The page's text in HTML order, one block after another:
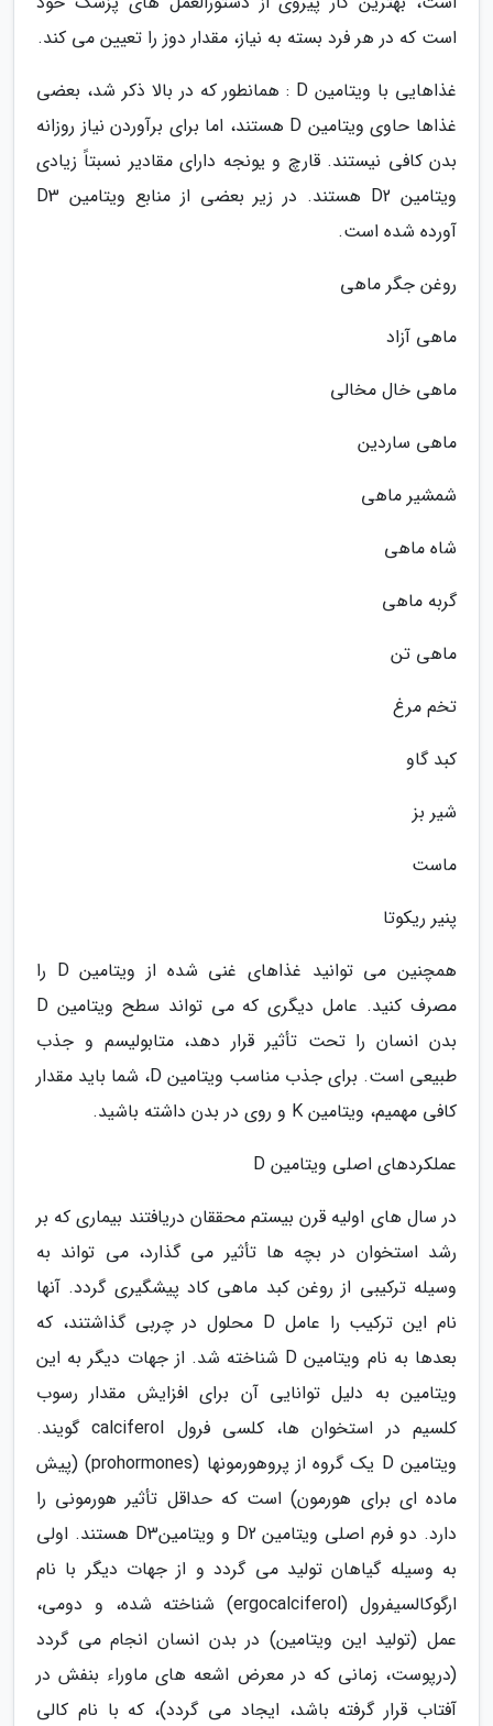
است که در هر فرد بسته به نیاز، مقدار دوز را تعیین می کند.
غذاهایی با ویتامین D : همانطور که در بالا ذکر شد، بعضی
غذاها حاوی ویتامین D هستند، اما برای برآوردن نیاز روزانه
بدن کافی نیستند. قارچ و یونجه دارای مقادیر نسبتاً زیادی
ویتامین D2 هستند. در زیر بعضی از منابع ویتامین D3
آورده شده است.
روغن جگر ماهی
ماهی آزاد
ماهی خال مخالی
ماهی ساردین
شمشیر ماهی
شاه ماهی
گربه ماهی
ماهی تن
تخم مرغ
کبد گاو
شیر بز
ماست
پنیر ریکوتا
همچنین می توانید غذاهای غنی شده از ویتامین D را
مصرف کنید. عامل دیگری که می تواند سطح ویتامین D
بدن انسان را تحت تأثیر قرار دهد، متابولیسم و جذب
طبیعی است. برای جذب مناسب ویتامین D، شما باید مقدار
کافی مهمیم، ویتامین K و روی در بدن داشته باشید.
عملکردهای اصلی ویتامین D
در سال های اولیه قرن بیستم محققان دریافتند بیماری که بر
رشد استخوان در بچه ها تأثیر می گذارد، می تواند به
وسیله ترکیبی از روغن کبد ماهی کاد پیشگیری گردد. آنها
نام این ترکیب را عامل D محلول در چربی گذاشتند، که
بعدها به نام ویتامین D شناخته شد. از جهات دیگر به این
ویتامین به دلیل توانایی آن برای افزایش مقدار رسوب
کلسیم در استخوان ها، کلسی فرول calciferol گویند.
ویتامین D یک گروه از پروهورمونها (prohormones) (پیش
ماده ای برای هورمون) است که حداقل تأثیر هورمونی را
دارد. دو فرم اصلی ویتامین D2 و ویتامینD3 هستند. اولی
به وسیله گیاهان تولید می گردد و از جهات دیگر با نام
ارگوکالسیفرول (ergocalciferol) شناخته شده، و دومی،
عمل (تولید این ویتامین) در بدن انسان انجام می گردد
(درپوست، زمانی که در معرض اشعه های ماوراء بنفش در
آفتاب قرار گرفته باشد، ایجاد می گردد)، که با نام کالی